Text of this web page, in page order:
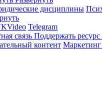
дисциплины
Telegram
связь Поддержать ресурс
контент Маркетинг